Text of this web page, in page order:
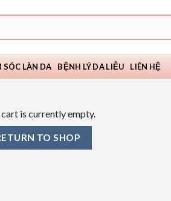
SÓC LÀN DA BỆNH LÝ DA LIỄU LIÊN HỆ
is currently empty.
TO SHOP